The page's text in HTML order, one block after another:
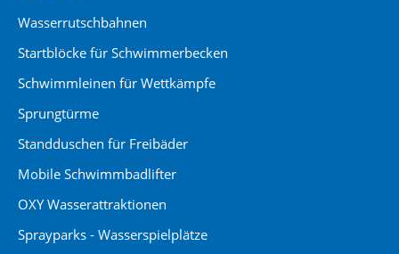
Wasserrutschbahnen
Startblöcke für Schwimmerbecken
Schwimmleinen für Wettkämpfe
Sprungtürme
Standduschen für Freibäder
Mobile Schwimmbadlifter
OXY Wasserattraktionen
Sprayparks - Wasserspielplätze